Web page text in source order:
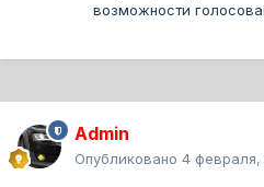
возможности
Admin
Опубликовано 4 февраля,